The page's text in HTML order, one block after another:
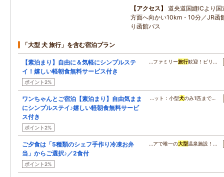
アクセス
道央道国縫ICより
方面へ向かい10km・10分／JR函
り函館バス
「大型 犬 旅行」を含む宿泊プラン
【素泊まり】自由に＆気軽にシンプルステ
イ！嬉しい軽朝食無料サービス付き
ポイント2%
…ファミリー旅行歓迎！ピリ…
ワンちゃんとご宿泊【素泊まり】自由気まま
にシンプルステイ♪嬉しい軽朝食無料サービ
ス付き
ポイント2%
…ット：小型犬のみ1匹まで…
ご夕食は「5種類のシェフ手作り冷凍お弁
当」からご選択♪／2食付
ポイント2%
…アで唯一の大型温泉施設！…